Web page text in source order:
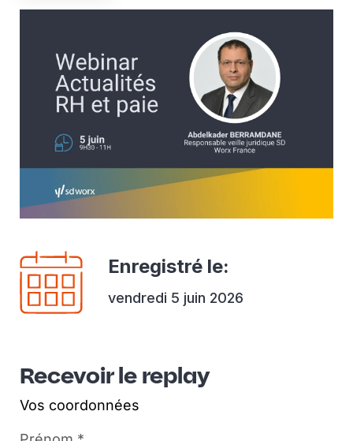
Enregistré le:
vendredi 5 juin 2026
Recevoir le replay